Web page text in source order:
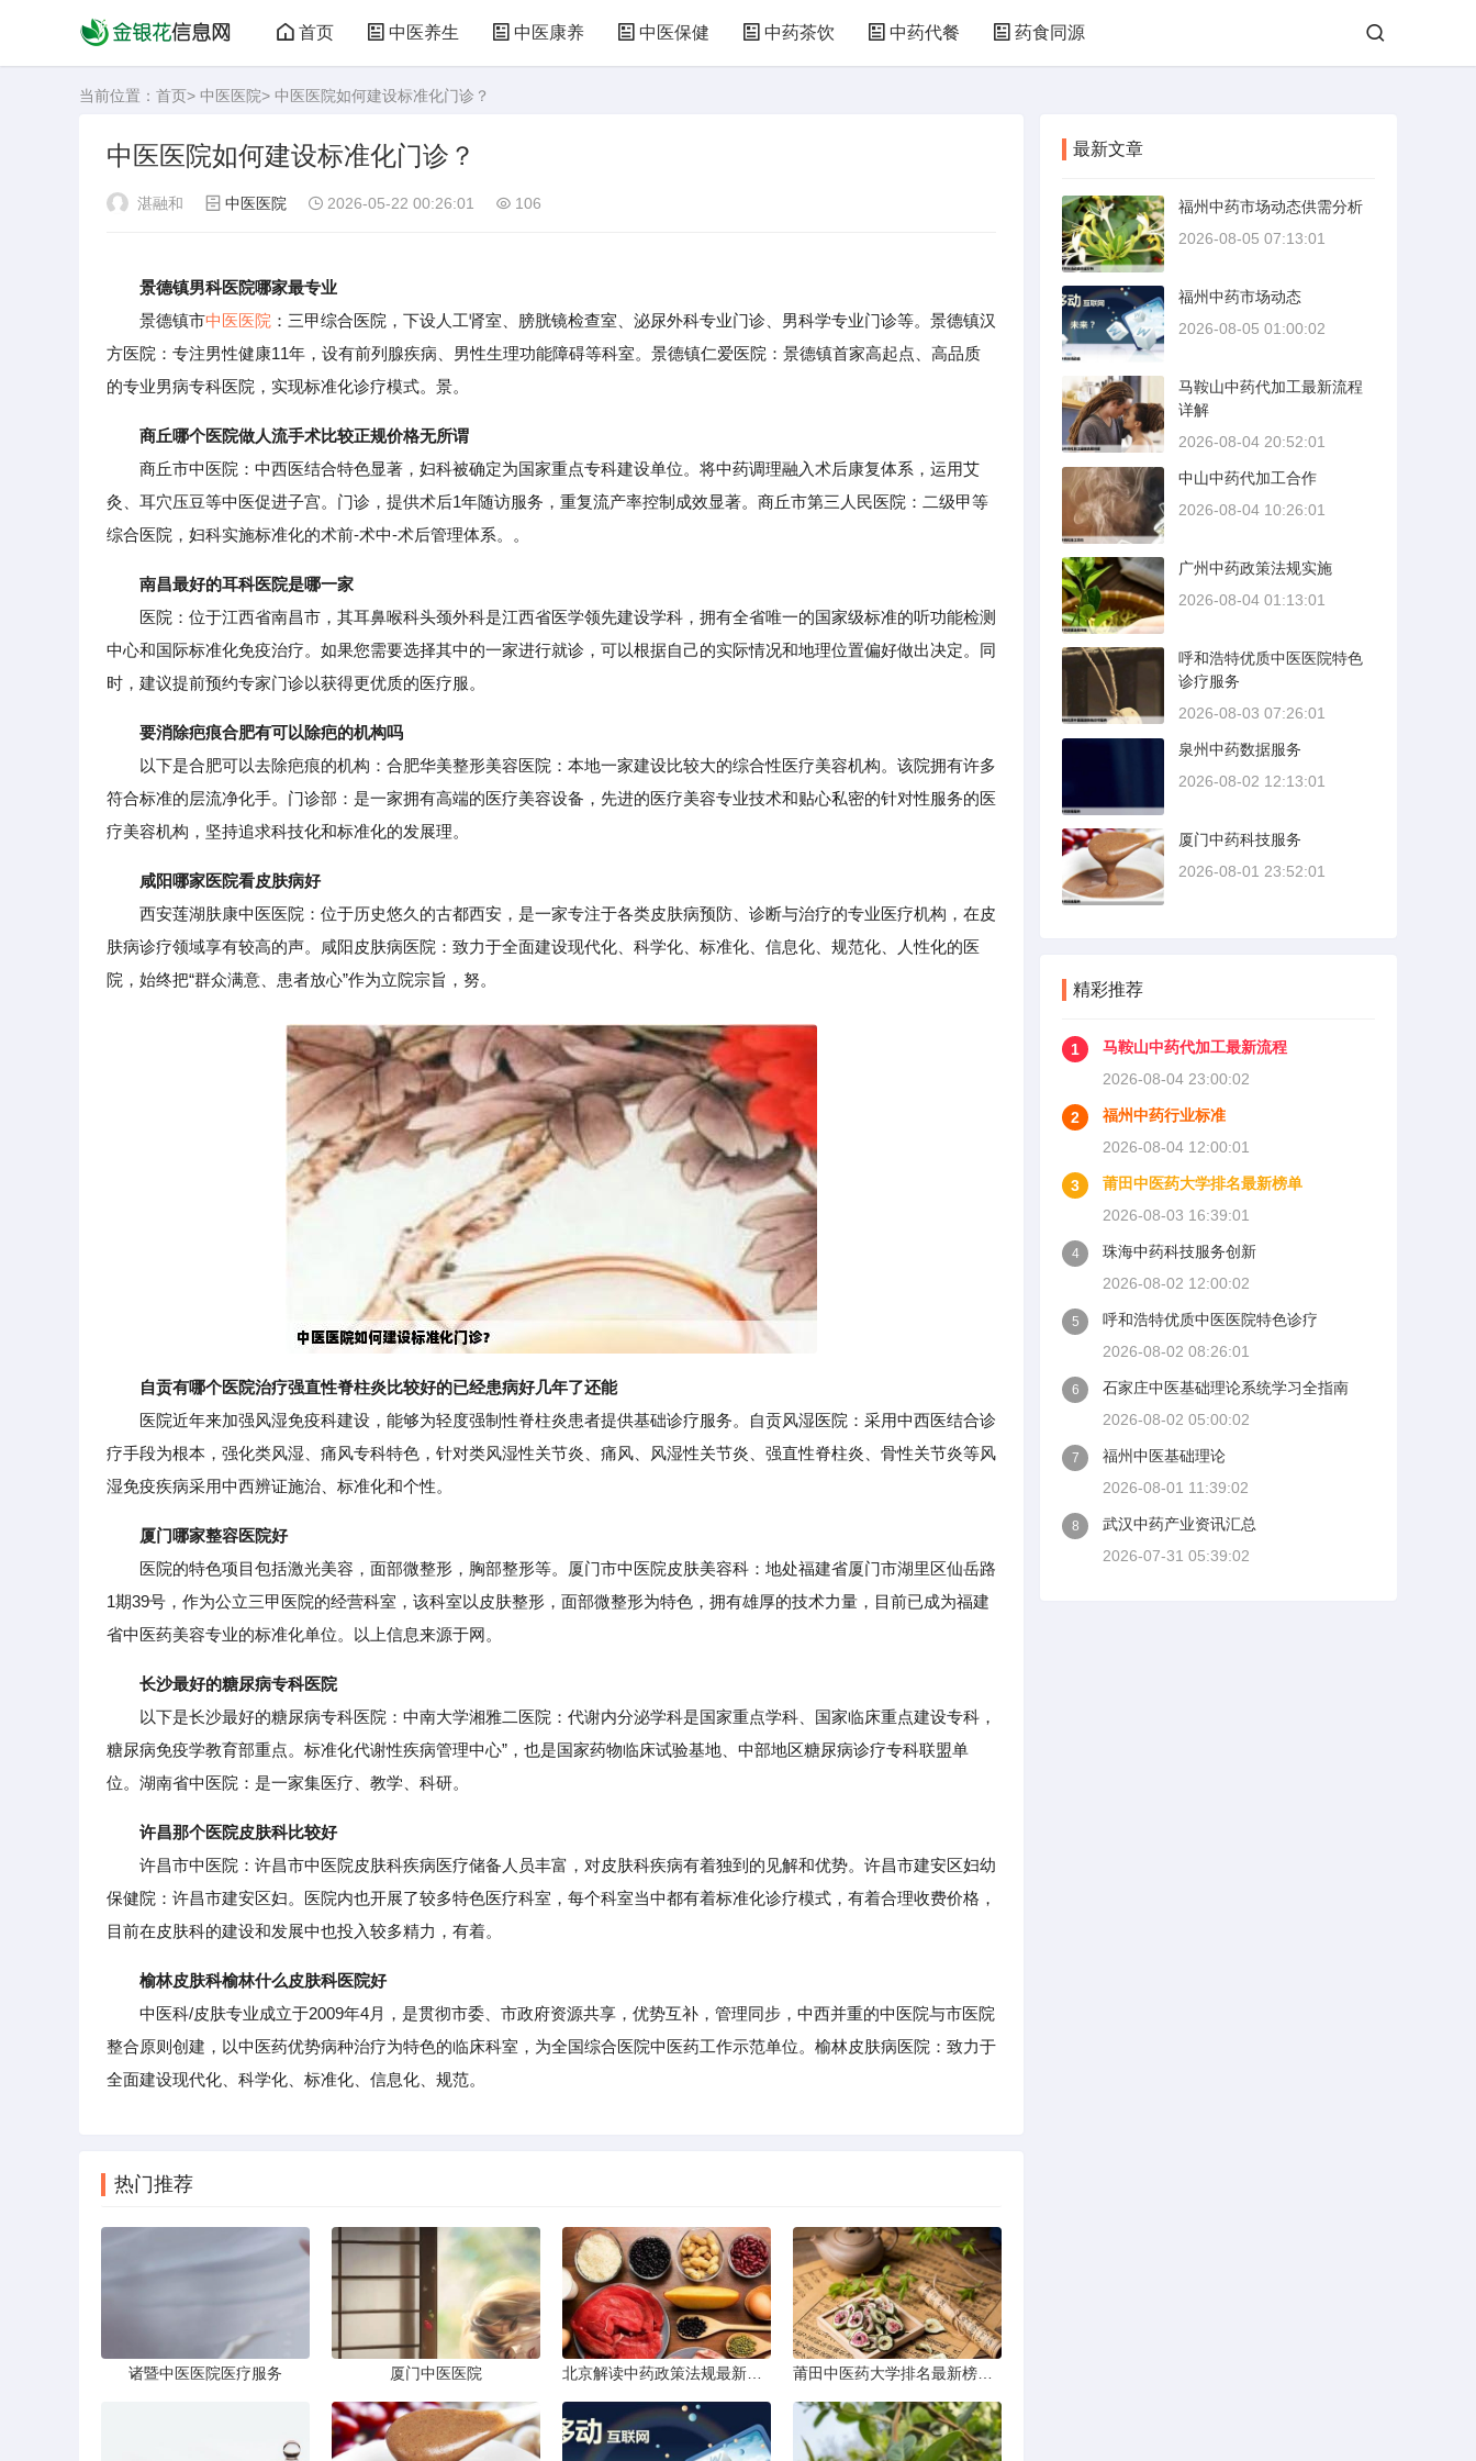
首页 中医养生 中医康养 中医保健 中药茶饮 中药代餐 药食同源
当前位置： 首页> 中医医院> 中医医院如何建设标准化门诊？
中医医院如何建设标准化门诊？
湛融和 中医医院 2026-05-22 00:26:01 106
景德镇男科医院哪家最专业
景德镇市中医医院 ：三甲综合医院，下设人工肾室、膀胱镜检查室、泌尿外科专业门诊、男科学专业门诊等。景德镇汉
方医院：专注男性健康11年，设有前列腺疾病、男性生理功能障碍等科室。景德镇仁爱医院：景德镇首家高起点、高品质
的专业男病专科医院，实现标准化诊疗模式。景。
商丘哪个医院做人流手术比较正规价格无所谓
商丘市中医院：中西医结合特色显著，妇科被确定为国家重点专科建设单位。将中药调理融入术后康复体系，运用艾
灸、耳穴压豆等中医促进子宫。门诊，提供术后1年随访服务，重复流产率控制成效显著。商丘市第三人民医院：二级甲等
综合医院，妇科实施标准化的术前-术中-术后管理体系。。
南昌最好的耳科医院是哪一家
医院：位于江西省南昌市，其耳鼻喉科头颈外科是江西省医学领先建设学科，拥有全省唯一的国家级标准的听功能检测
中心和国际标准化免疫治疗。如果您需要选择其中的一家进行就诊，可以根据自己的实际情况和地理位置偏好做出决定。同
时，建议提前预约专家门诊以获得更优质的医疗服。
要消除疤痕合肥有可以除疤的机构吗
以下是合肥可以去除疤痕的机构：合肥华美整形美容医院：本地一家建设比较大的综合性医疗美容机构。该院拥有许多
符合标准的层流净化手。门诊部：是一家拥有高端的医疗美容设备，先进的医疗美容专业技术和贴心私密的针对性服务的医
疗美容机构，坚持追求科技化和标准化的发展理。
咸阳哪家医院看皮肤病好
西安莲湖肤康中医医院：位于历史悠久的古都西安，是一家专注于各类皮肤病预防、诊断与治疗的专业医疗机构，在皮
肤病诊疗领域享有较高的声。咸阳皮肤病医院：致力于全面建设现代化、科学化、标准化、信息化、规范化、人性化的医
院，始终把“群众满意、患者放心”作为立院宗旨，努。
自贡有哪个医院治疗强直性脊柱炎比较好的已经患病好几年了还能
医院近年来加强风湿免疫科建设，能够为轻度强制性脊柱炎患者提供基础诊疗服务。自贡风湿医院：采用中西医结合诊
疗手段为根本，强化类风湿、痛风专科特色，针对类风湿性关节炎、痛风、风湿性关节炎、强直性脊柱炎、骨性关节炎等风
湿免疫疾病采用中西辨证施治、标准化和个性。
厦门哪家整容医院好
医院的特色项目包括激光美容，面部微整形，胸部整形等。厦门市中医院皮肤美容科：地处福建省厦门市湖里区仙岳路
1期39号，作为公立三甲医院的经营科室，该科室以皮肤整形，面部微整形为特色，拥有雄厚的技术力量，目前已成为福建
省中医药美容专业的标准化单位。以上信息来源于网。
长沙最好的糖尿病专科医院
以下是长沙最好的糖尿病专科医院：中南大学湘雅二医院：代谢内分泌学科是国家重点学科、国家临床重点建设专科，
糖尿病免疫学教育部重点。标准化代谢性疾病管理中心”，也是国家药物临床试验基地、中部地区糖尿病诊疗专科联盟单
位。湖南省中医院：是一家集医疗、教学、科研。
许昌那个医院皮肤科比较好
许昌市中医院：许昌市中医院皮肤科疾病医疗储备人员丰富，对皮肤科疾病有着独到的见解和优势。许昌市建安区妇幼
保健院：许昌市建安区妇。医院内也开展了较多特色医疗科室，每个科室当中都有着标准化诊疗模式，有着合理收费价格，
目前在皮肤科的建设和发展中也投入较多精力，有着。
榆林皮肤科榆林什么皮肤科医院好
中医科/皮肤专业成立于2009年4月，是贯彻市委、市政府资源共享，优势互补，管理同步，中西并重的中医院与市医院
整合原则创建，以中医药优势病种治疗为特色的临床科室，为全国综合医院中医药工作示范单位。榆林皮肤病医院：致力于
全面建设现代化、科学化、标准化、信息化、规范。
热门推荐
诸暨中医医院医疗服务 厦门中医医院
最新文章
福州中药市场动态供需分析
2026-08-05 07:13:01
福州中药市场动态
2026-08-05 01:00:02
马鞍山中药代加工最新流程
详解
2026-08-04 20:52:01
中山中药代加工合作
2026-08-04 10:26:01
广州中药政策法规实施
2026-08-04 01:13:01
呼和浩特优质中医医院特色
诊疗服务
2026-08-03 07:26:01
泉州中药数据服务
2026-08-02 12:13:01
厦门中药科技服务
2026-08-01 23:52:01
精彩推荐
1
马鞍山中药代加工最新流程
2026-08-04 23:00:02
2
福州中药行业标准
2026-08-04 12:00:01
3
莆田中医药大学排名最新榜单
2026-08-03 16:39:01
4
珠海中药科技服务创新
2026-08-02 12:00:02
5
呼和浩特优质中医医院特色诊疗
2026-08-02 08:26:01
6
石家庄中医基础理论系统学习全指南
2026-08-02 05:00:02
7
福州中医基础理论
2026-08-01 11:39:02
8
武汉中药产业资讯汇总
2026-07-31 05:39:02